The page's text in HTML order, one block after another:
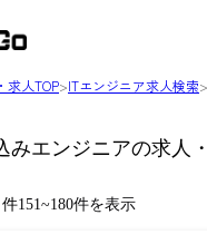
求人TOP>ITエンジニア求人検索>
みエンジニアの求人
件151~180件を表示